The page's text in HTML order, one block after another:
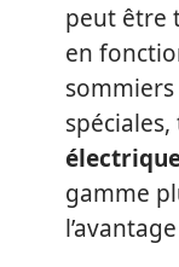
peut être
en
gamme